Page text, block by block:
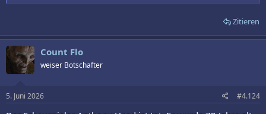
Zitieren
Count Flo
weiser Botschafter
5. Juni 2026 #4.124